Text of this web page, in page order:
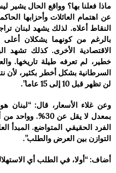
ماذا فعلنا بها؟ وواقع الحال
عن اهتمام العائلات وأحزابها
النقاط أعلاه. لذلك يشهد لبنان
بالرغم من كونهما يشكلان
الاقتصادية الأخرى. كذلك تشهد
خطير، لم تعرفه طيلة تاريخها.
لن تظهر قبل 10 إلى 15 عاما”.
وعن غلاء الأسعار، قال:
بمعدل لا يقل عن
الفرد الحقيقي المتواضع. المبدأ
التوازن بين العرض والطلب”.
أضاف: “أولا، في الطلب أي